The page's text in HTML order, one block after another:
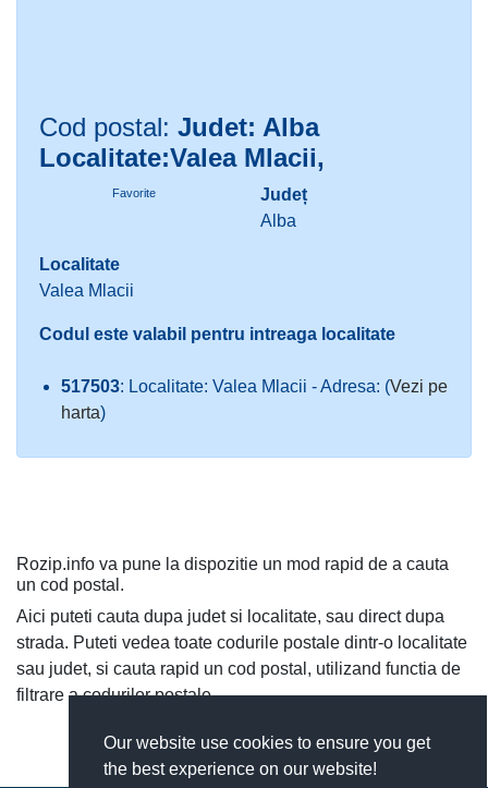
Our website use cookies to ensure you get
the best experience on our website!
Cod postal: Judet: Alba
Localitate:Valea Mlacii,
Favorite
Județ
Alba
Localitate
Valea Mlacii
Codul este valabil pentru intreaga localitate
517503: Localitate: Valea Mlacii - Adresa: (Vezi pe
harta)
Rozip.info va pune la dispozitie un mod rapid de a cauta
un cod postal.
Aici puteti cauta dupa judet si localitate, sau direct dupa
strada. Puteti vedea toate codurile postale dintr-o localitate
sau judet, si cauta rapid un cod postal, utilizand functia de
filtrare a codurilor postale.